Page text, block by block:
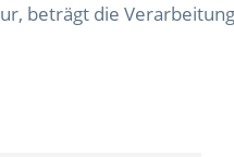
beträgt die